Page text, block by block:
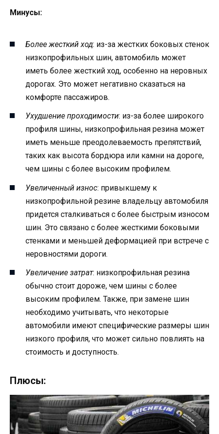
Минусы:
Более жесткий ход: из-за жестких боковых стенок
низкопрофильных шин, автомобиль может
иметь более жесткий ход, особенно на неровных
дорогах. Это может негативно сказаться на
комфорте пассажиров.
Ухудшение проходимости: из-за более широкого
профиля шины, низкопрофильная резина может
иметь меньше преодолеваемость препятствий,
таких как высота бордюра или камни на дороге,
чем шины с более высоким профилем.
Увеличенный износ: привыкшему к
низкопрофильной резине владельцу автомобиля
придется сталкиваться с более быстрым износом
шин. Это связано с более жесткими боковыми
стенками и меньшей деформацией при встрече с
неровностями дороги.
Увеличение затрат: низкопрофильная резина
обычно стоит дороже, чем шины с более
высоким профилем. Также, при замене шин
необходимо учитывать, что некоторые
автомобили имеют специфические размеры шин
низкого профиля, что может сильно повлиять на
стоимость и доступность.
Плюсы: